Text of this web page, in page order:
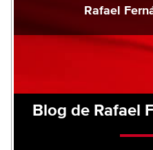
Rafael
Blog de Rafael